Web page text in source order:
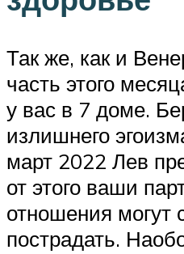
Так же, как и
часть этого
у вас в 7 доме.
излишнего
март 2022 Лев
от этого ваши
отношения могут
пострадать.